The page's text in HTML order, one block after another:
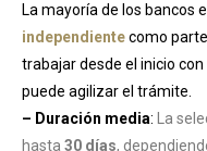
La mayoría de los bancos
independientecomo
trabajar desde el inicio
puede agilizar el trámite.
– Duración media: La
hasta 30 días,